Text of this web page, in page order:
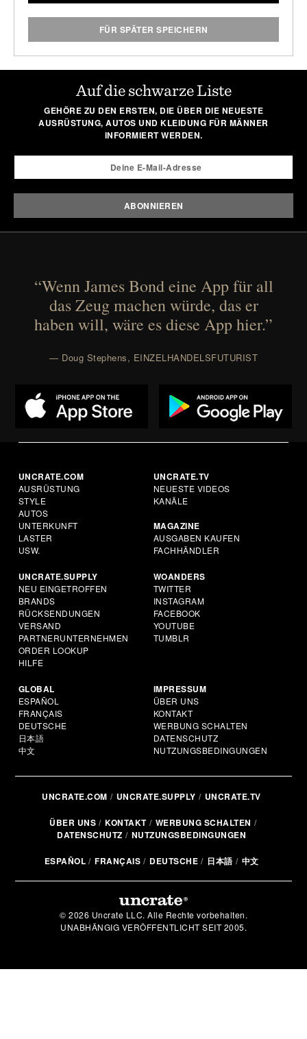
FÜR SPÄTER SPEICHERN
Auf die schwarze Liste
GEHÖRE ZU DEN ERSTEN, DIE ÜBER DIE NEUESTE
AUSRÜSTUNG, AUTOS UND KLEIDUNG FÜR MÄNNER
INFORMIERT WERDEN.
“Wenn James Bond eine App für all
das Zeug machen würde, das er
haben will, wäre es diese App hier.”
— Doug Stephens, EINZELHANDELSFUTURIST
UNCRATE.COM
AUSRÜSTUNG
STYLE
AUTOS
UNTERKUNFT
LASTER
USW.
UNCRATE.TV
NEUESTE VIDEOS
KANÄLE
MAGAZINE
AUSGABEN KAUFEN
FACHHÄNDLER
UNCRATE.SUPPLY
NEU EINGETROFFEN
BRANDS
RÜCKSENDUNGEN
VERSAND
PARTNERUNTERNEHMEN
ORDER LOOKUP
HILFE
WOANDERS
TWITTER
INSTAGRAM
FACEBOOK
YOUTUBE
TUMBLR
GLOBAL
ESPAÑOL
FRANÇAIS
DEUTSCHE
日本語
中文
IMPRESSUM
ÜBER UNS
KONTAKT
WERBUNG SCHALTEN
DATENSCHUTZ
NUTZUNGSBEDINGUNGEN
UNCRATE.COM UNCRATE.SUPPLY UNCRATE.TV
ÜBER UNS KONTAKT
WERBUNG SCHALTEN
DATENSCHUTZ
NUTZUNGSBEDINGUNGEN
ESPAÑOL FRANÇAIS DEUTSCHE 日本語 中文
© 2026 Uncrate LLC. Alle Rechte vorbehalten.
UNABHÄNGIG VERÖFFENTLICHT SEIT 2005.